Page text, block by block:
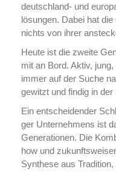
deutsch­land- und
lö­sun­gen. Dabei hat
nichts von ihrer
Heute ist die zweite
mit an Bord. Aktiv,
immer auf der Suche
gewitzt und findig in
Ein ent­schei­den­der
ger Un­ter­neh­mens ist
Ge­ne­ra­tio­nen. Die
how und
Synthese aus